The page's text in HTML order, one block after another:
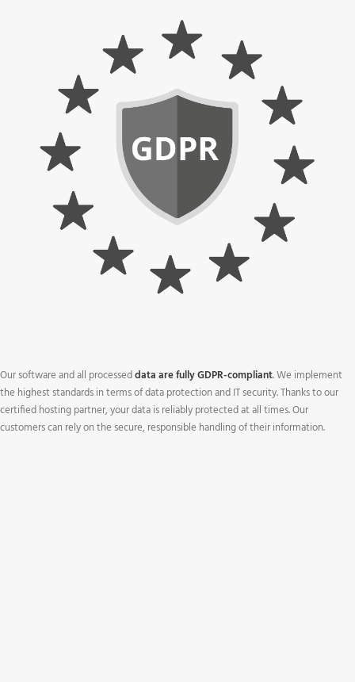
Our software and all processeddata are fully GDPR-compliant. We implement
the highest standards in terms of data protection and IT security. Thanks to our
certified hosting partner, your data is reliably protected at all times. Our
customers can rely on the secure, responsible handling of their information.